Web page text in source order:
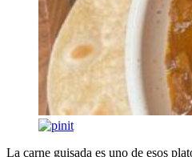
La carne guisada es uno de esos